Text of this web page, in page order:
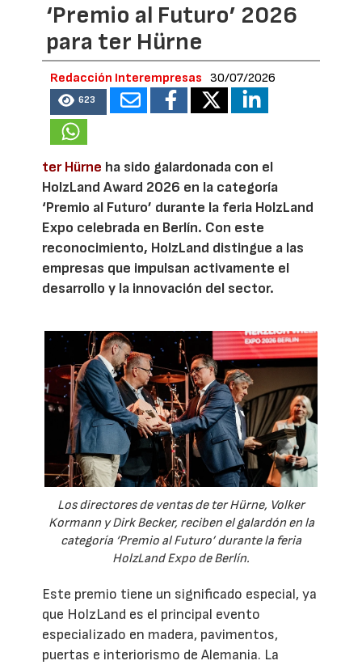
‘Premio al Futuro’ 2026
para ter Hürne
Redacción Interempresas 30/07/2026
623
ter Hürne ha sido galardonada con el
HolzLand Award 2026 en la categoría
‘Premio al Futuro’ durante la feria HolzLand
Expo celebrada en Berlín. Con este
reconocimiento, HolzLand distingue a las
empresas que impulsan activamente el
desarrollo y la innovación del sector.
Los directores de ventas de ter Hürne, Volker
Kormann y Dirk Becker, reciben el galardón en la
categoría ‘Premio al Futuro’ durante la feria
HolzLand Expo de Berlín.
Este premio tiene un significado especial, ya
que HolzLand es el principal evento
especializado en madera, pavimentos,
puertas e interiorismo de Alemania. La